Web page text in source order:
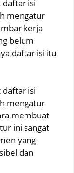
daftar isi
mengatur
kerja
belum
daftar isi itu
daftar isi
mengatur
membuat
ini sangat
yang
dan